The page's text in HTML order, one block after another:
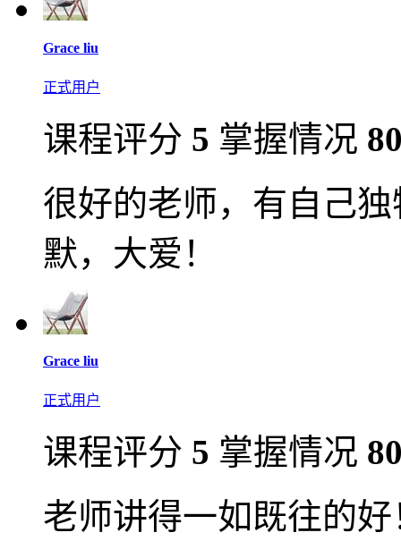
Grace liu
正式用户
课程评分 5 掌握情况
很好的老师，有自己
默，大爱！
Grace liu
正式用户
课程评分 5 掌握情况
老师讲得一如既往的好